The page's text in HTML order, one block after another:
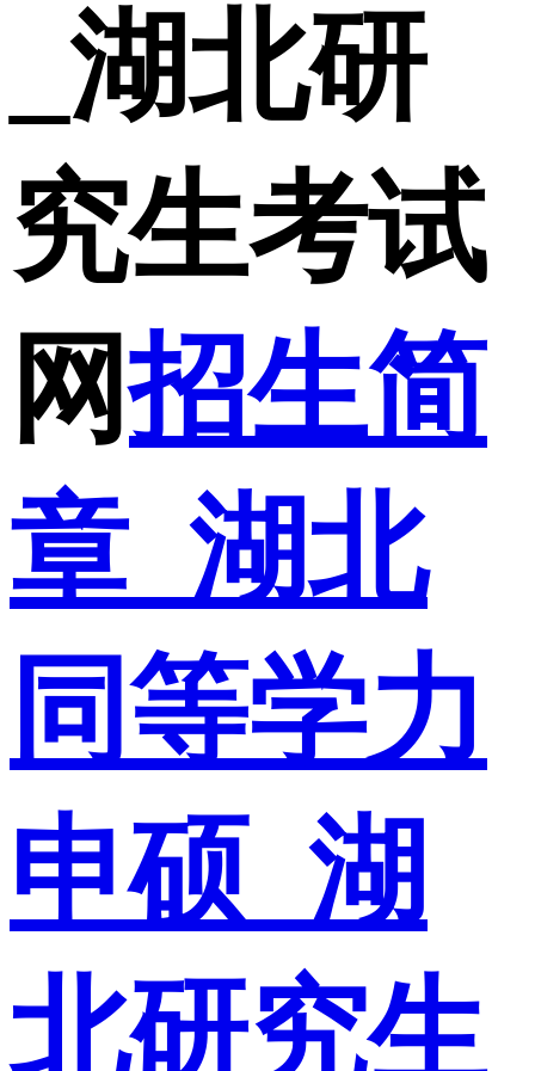
_湖北研
究生考试
网招生简
章_湖北
同等学力
申硕_湖
北研究生